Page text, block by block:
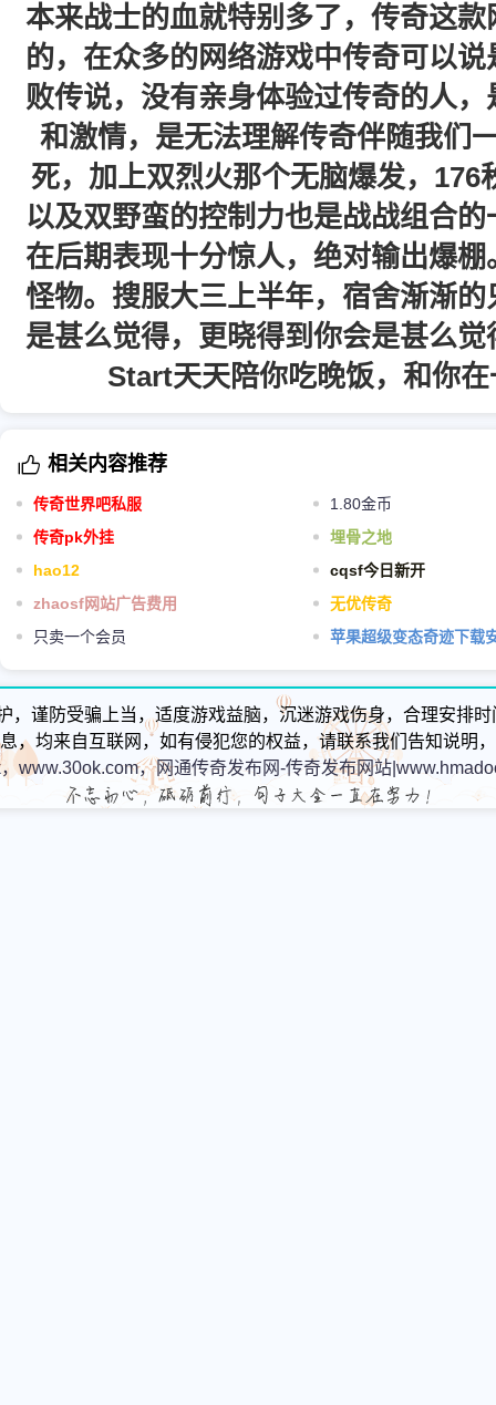
本来战士的血就特别多了，传奇这
的，在众多的网络游戏中传奇可以
败传说，没有亲身体验过传奇的人
和激情，是无法理解传奇伴随我们
死，加上双烈火那个无脑爆发，
以及双野蛮的控制力也是战战组合
在后期表现十分惊人，绝对输出爆
怪物。搜服大三上半年，宿舍渐渐
是甚么觉得，更晓得到你会是甚么
Start天天陪你吃晚饭，和你
相关内容推荐
传奇世界吧私服
1.80金币
传奇pk外挂
埋骨之地
hao12
cqsf今日新开
zhaosf网站广告费用
无优传奇
只卖一个会员
苹果超级变态奇迹下载
，谨防受骗上当，适度游戏益脑，沉迷游戏伤身，合理安排
，均来自互联网，如有侵犯您的权益，请联系我们告知说明
www.30ok.com，网通传奇发布网-传奇发布网站